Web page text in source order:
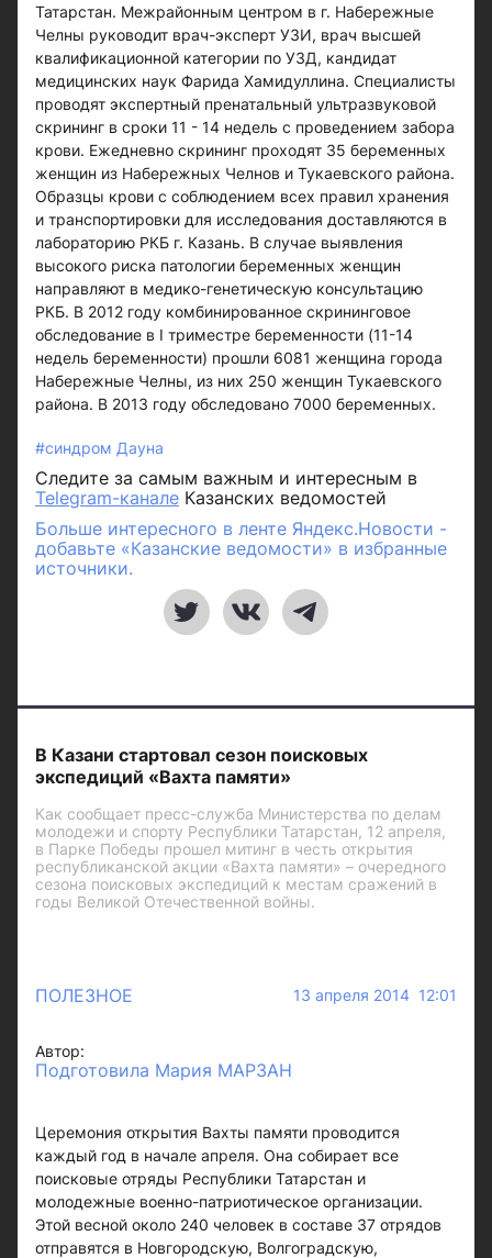
Татарстан. Межрайонным центром в г. Набережные
Челны руководит врач-эксперт УЗИ, врач высшей
квалификационной категории по УЗД, кандидат
медицинских наук Фарида Хамидуллина. Специалисты
проводят экспертный пренатальный ультразвуковой
скрининг в сроки 11 - 14 недель с проведением забора
крови. Ежедневно скрининг проходят 35 беременных
женщин из Набережных Челнов и Тукаевского района.
Образцы крови с соблюдением всех правил хранения
и транспортировки для исследования доставляются в
лабораторию РКБ г. Казань. В случае выявления
высокого риска патологии беременных женщин
направляют в медико-генетическую консультацию
РКБ. В 2012 году комбинированное скрининговое
обследование в I триместре беременности (11-14
недель беременности) прошли 6081 женщина города
Набережные Челны, из них 250 женщин Тукаевского
района. В 2013 году обследовано 7000 беременных.
#синдром Дауна
Следите за самым важным и интересным в
Telegram-канале Казанских ведомостей
Больше интересного в ленте Яндекс.Новости -
добавьте «Казанские ведомости» в избранные
источники.
В Казани стартовал сезон поисковых
экспедиций «Вахта памяти»
Как сообщает пресс-служба Министерства по делам
молодежи и спорту Республики Татарстан, 12 апреля,
в Парке Победы прошел митинг в честь открытия
республиканской акции «Вахта памяти» – очередного
сезона поисковых экспедиций к местам сражений в
годы Великой Отечественной войны.
ПОЛЕЗНОЕ 13 апреля 2014 12:01
Автор:
Подготовила Мария МАРЗАН
Церемония открытия Вахты памяти проводится
каждый год в начале апреля. Она собирает все
поисковые отряды Республики Татарстан и
молодежные военно-патриотическое организации.
Этой весной около 240 человек в составе 37 отрядов
отправятся в Новгородскую, Волгоградскую,